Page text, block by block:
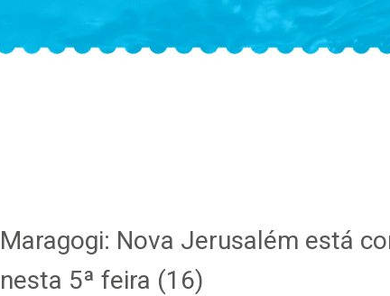
Maragogi: Nova Jerusalém está
nesta 5ª feira (16)